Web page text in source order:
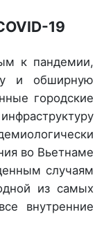
19
к пандемии,
и обширную
городские
во Вьетнаме
случаям
из самых
внутренние